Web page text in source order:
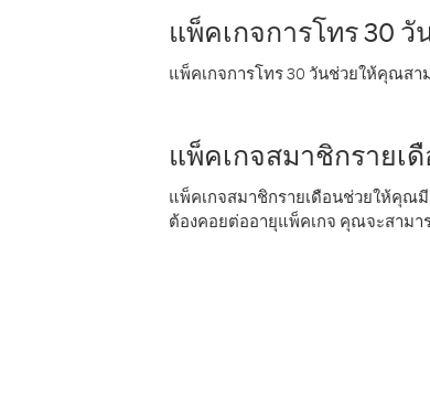
แพ็คเกจการโทร 30 วั
แพ็คเกจการโทร 30 วันช่วยให้คุณสา
แพ็คเกจสมาชิกรายเ
แพ็คเกจสมาชิกรายเดือนช่วยให้คุณ
ต้องคอยต่ออายุแพ็คเกจ คุณจะสาม